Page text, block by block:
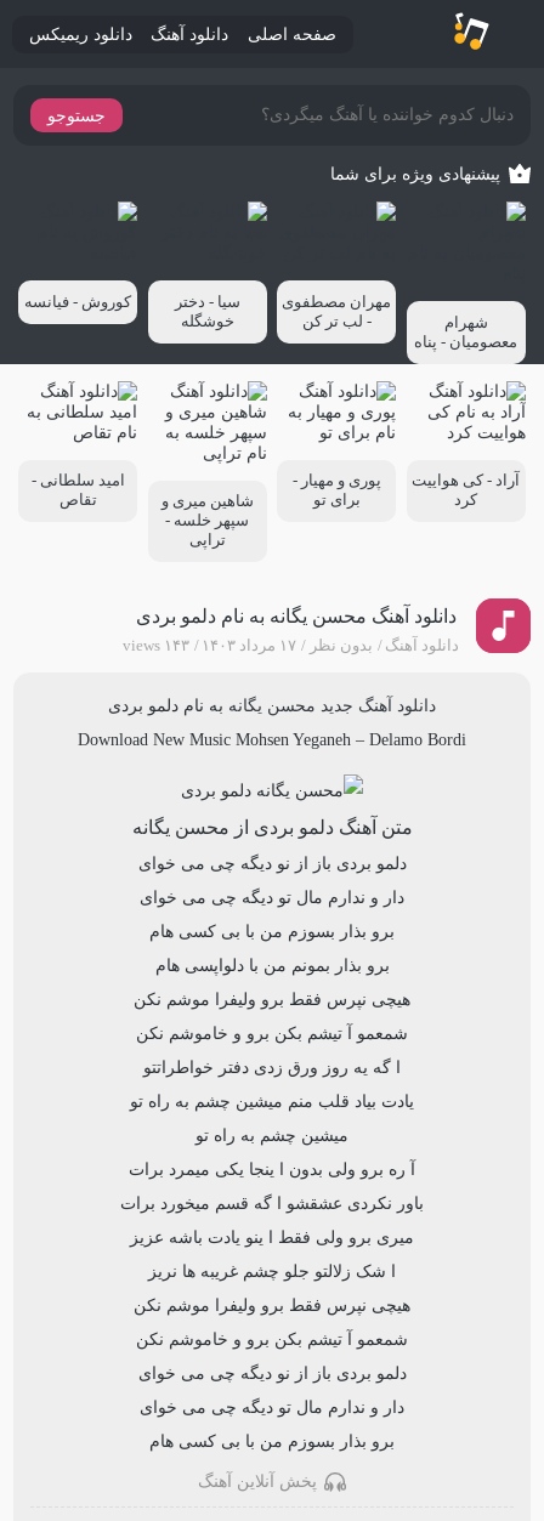
صفحه اصلی دانلود آهنگ دانلود ریمیکس
جستوجو
پیشنهادی ویژه برای شما
شهرام
معصومیان - پناه
مهران مصطفوی
- لب تر کن
سیا - دختر
خوشگله
کوروش - فیانسه
آراد - کی هواییت
کرد
پوری و مهیار -
برای تو
شاهین میری و
سپهر خلسه -
تراپی
امید سلطانی -
تقاص
دانلود آهنگ محسن یگانه به نام دلمو بردی
دانلود آهنگ بدون نظر ۱۷ مرداد ۱۴۰۳ ۱۴۳ views
دانلود آهنگ جدید محسن یگانه به نام دلمو بردی
Download New Music Mohsen Yeganeh – Delamo Bordi
متن آهنگ دلمو بردی از محسن یگانه
دلمو بردی باز از نو دیگه چی می خوای
دار و ندارم مال تو دیگه چی می خوای
برو بذار بسوزم من با بی کسی هام
برو بذار بمونم من با دلواپسی هام
هیچی نپرس فقط برو ولیفرا موشم نکن
شمعمو آ تیشم بکن برو و خاموشم نکن
ا گه یه روز ورق زدی دفتر خواطراتتو
یادت بیاد قلب منم میشین چشم به راه تو
میشین چشم به راه تو
آ ره برو ولی بدون ا ینجا یکی میمرد برات
باور نکردی عشقشو ا گه قسم میخورد برات
میری برو ولی فقط ا ینو یادت باشه عزیز
ا شک زلالتو جلو چشم غریبه ها نریز
هیچی نپرس فقط برو ولیفرا موشم نکن
شمعمو آ تیشم بکن برو و خاموشم نکن
دلمو بردی باز از نو دیگه چی می خوای
دار و ندارم مال تو دیگه چی می خوای
برو بذار بسوزم من با بی کسی هام
پخش آنلاین آهنگ